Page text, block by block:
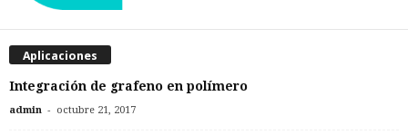
Aplicaciones
Integración de grafeno en polímero
admin - octubre 21, 2017